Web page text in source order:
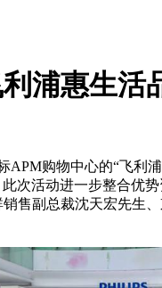
惠生活
购物中心的“飞利
次活动进一步整合优
售副总裁沈天宏先生